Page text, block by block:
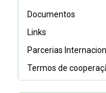
Documentos
Links
Parcerias
Termos de